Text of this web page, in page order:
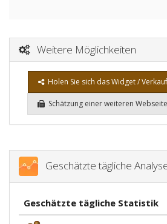
Weitere Möglichkeiten
Holen Sie sich das Widget /
Schätzung einer weiteren Webseite
Geschätzte tägliche
Geschätzte tägliche Statistik